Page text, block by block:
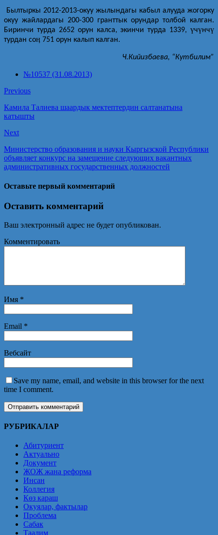
Былтыркы 2012-2013-окуу жылындагы кабыл алууда жогорку
окуу жайлардагы 200-300 гранттык орундар толбой калган.
Биринчи турда 2652 орун калса, экинчи турда 1339, үчүнчү
турдан соӊ 751 орун калып калган.
Ч.Кийизбаева, “Кутбилим”
№10537 (31.08.2013)
Previous
Камила Талиева шаардык мектептердин салтанатына
катышты
Next
Министерство образования и науки Кыргызской Республики
объявляет конкурс на замещение следующих вакантных
административных государственных должностей
Оставьте первый комментарий
Оставить комментарий
Ваш электронный адрес не будет опубликован.
Комментировать
Имя *
Email *
Вебсайт
Save my name, email, and website in this browser for the next
time I comment.
РУБРИКАЛАР
Абитуриент
Актуально
Документ
ЖОЖ жана реформа
Инсан
Коллегия
Көз караш
Окуялар, фактылар
Проблема
Сабак
Таалим